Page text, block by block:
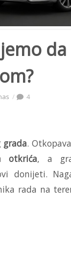
4
grada.
otkrića, a
donijeti.
rada na